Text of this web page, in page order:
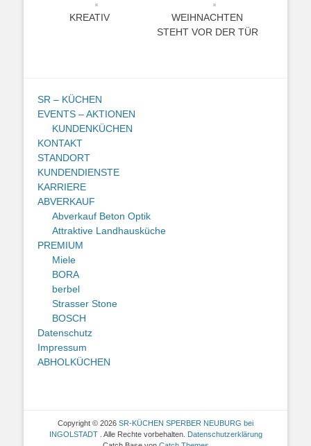
KREATIV
WEIHNACHTEN
STEHT VOR DER TÜR
SR – KÜCHEN
EVENTS – AKTIONEN
KUNDENKÜCHEN
KONTAKT
STANDORT
KUNDENDIENSTE
KARRIERE
ABVERKAUF
Abverkauf Beton Optik
Attraktive Landhausküche
PREMIUM
Miele
BORA
berbel
Strasser Stone
BOSCH
Datenschutz
Impressum
ABHOLKÜCHEN
Copyright © 2026 SR-KÜCHEN SPERBER NEUBURG bei
INGOLSTADT
. Alle Rechte vorbehalten. Datenschutzerklärung